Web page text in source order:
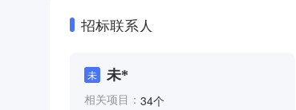
招标联系人
未 未*
相关项目： 34个